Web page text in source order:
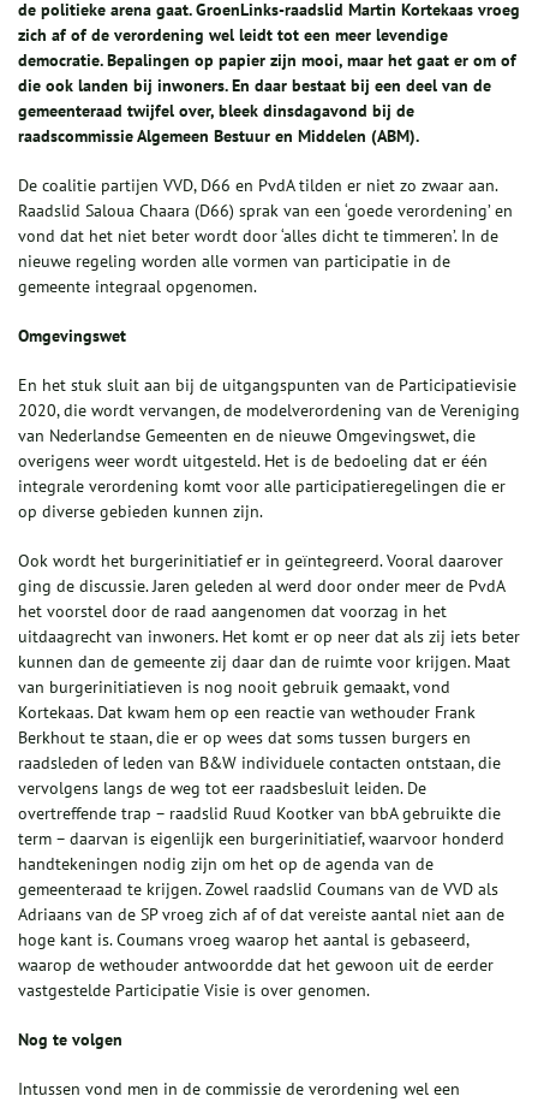
de politieke arena gaat. GroenLinks-raadslid Martin Kortekaas vroeg
zich af of de verordening wel leidt tot een meer levendige
democratie. Bepalingen op papier zijn mooi, maar het gaat er om of
die ook landen bij inwoners. En daar bestaat bij een deel van de
gemeenteraad twijfel over, bleek dinsdagavond bij de
raadscommissie Algemeen Bestuur en Middelen (ABM).
De coalitie partijen VVD, D66 en PvdA tilden er niet zo zwaar aan.
Raadslid Saloua Chaara (D66) sprak van een ‘goede verordening’ en
vond dat het niet beter wordt door ‘alles dicht te timmeren’. In de
nieuwe regeling worden alle vormen van participatie in de
gemeente integraal opgenomen.
Omgevingswet
En het stuk sluit aan bij de uitgangspunten van de Participatievisie
2020, die wordt vervangen, de modelverordening van de Vereniging
van Nederlandse Gemeenten en de nieuwe Omgevingswet, die
overigens weer wordt uitgesteld. Het is de bedoeling dat er één
integrale verordening komt voor alle participatieregelingen die er
op diverse gebieden kunnen zijn.
Ook wordt het burgerinitiatief er in geïntegreerd. Vooral daarover
ging de discussie. Jaren geleden al werd door onder meer de PvdA
het voorstel door de raad aangenomen dat voorzag in het
uitdaagrecht van inwoners. Het komt er op neer dat als zij iets beter
kunnen dan de gemeente zij daar dan de ruimte voor krijgen. Maat
van burgerinitiatieven is nog nooit gebruik gemaakt, vond
Kortekaas. Dat kwam hem op een reactie van wethouder Frank
Berkhout te staan, die er op wees dat soms tussen burgers en
raadsleden of leden van B&W individuele contacten ontstaan, die
vervolgens langs de weg tot eer raadsbesluit leiden. De
overtreffende trap – raadslid Ruud Kootker van bbA gebruikte die
term – daarvan is eigenlijk een burgerinitiatief, waarvoor honderd
handtekeningen nodig zijn om het op de agenda van de
gemeenteraad te krijgen. Zowel raadslid Coumans van de VVD als
Adriaans van de SP vroeg zich af of dat vereiste aantal niet aan de
hoge kant is. Coumans vroeg waarop het aantal is gebaseerd,
waarop de wethouder antwoordde dat het gewoon uit de eerder
vastgestelde Participatie Visie is over genomen.
Nog te volgen
Intussen vond men in de commissie de verordening wel een